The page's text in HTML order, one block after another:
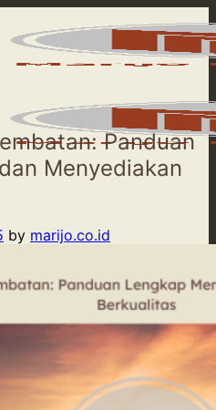
Panduan
Menyediakan
by marijo.co.id